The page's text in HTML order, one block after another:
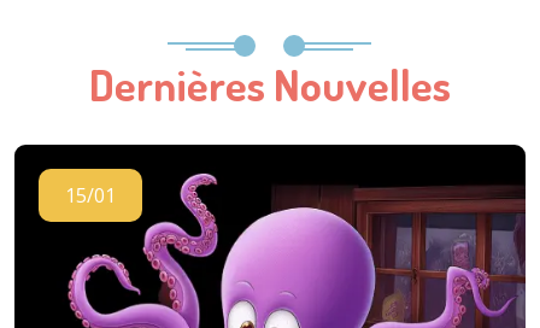
Dernières Nouvelles
15/01